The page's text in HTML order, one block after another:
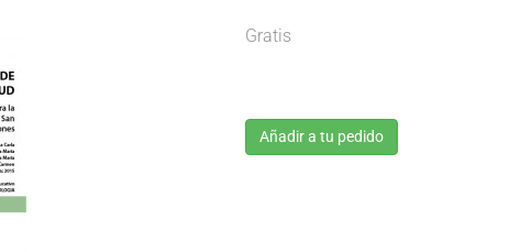
Gratis
Añadir a tu pedido